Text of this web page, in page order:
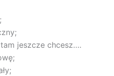
jeszcze chcesz….